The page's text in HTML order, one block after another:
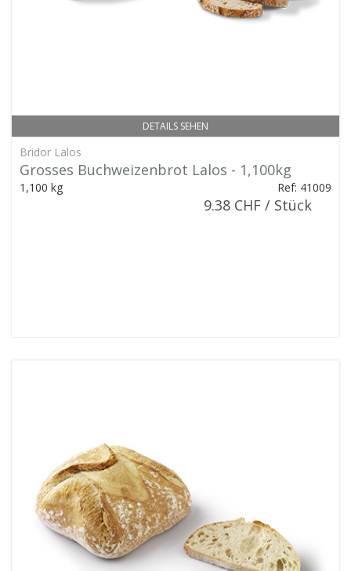
DETAILS SEHEN
Bridor Lalos
Grosses Buchweizenbrot Lalos - 1,100kg
1,100 kg Ref: 41009
9.38 CHF / Stück